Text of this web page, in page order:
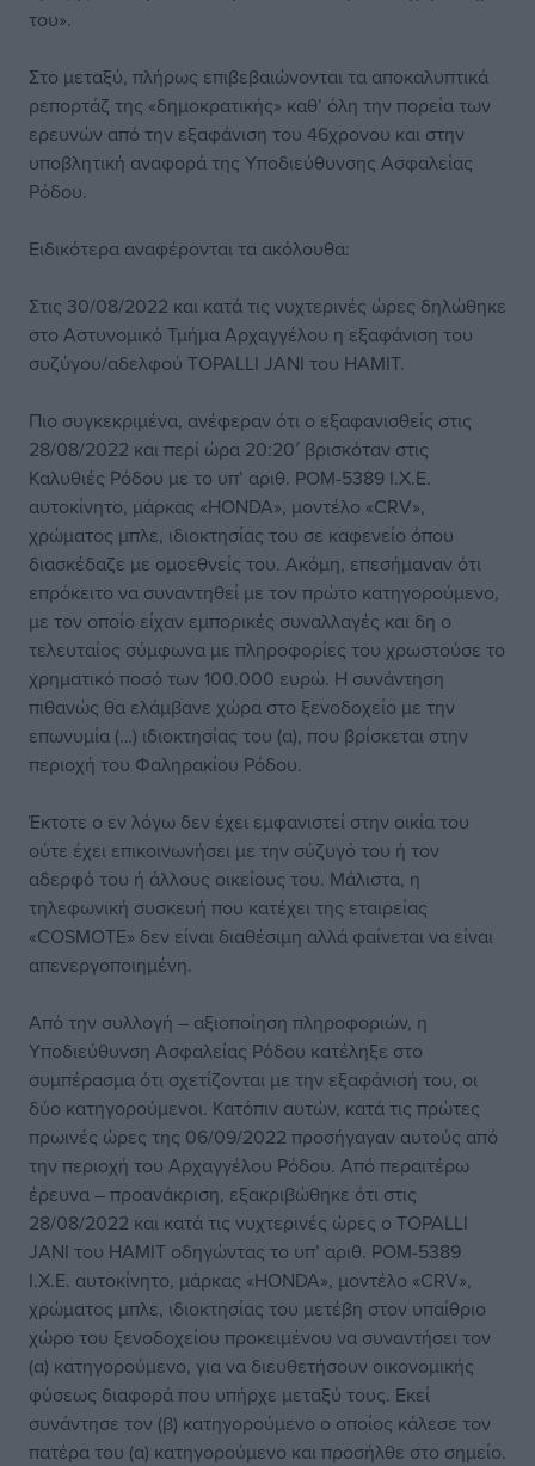
του».
Στο μεταξύ, πλήρως επιβεβαιώνονται τα αποκαλυπτικά
ρεπορτάζ της «δημοκρατικής» καθ’ όλη την πορεία των
ερευνών από την εξαφάνιση του 46χρονου και στην
υποβλητική αναφορά της Υποδιεύθυνσης Ασφαλείας
Ρόδου.
Ειδικότερα αναφέρονται τα ακόλουθα:
Στις 30/08/2022 και κατά τις νυχτερινές ώρες δηλώθηκε
στο Αστυνομικό Τμήμα Αρχαγγέλου η εξαφάνιση του
συζύγου/αδελφού TOPALLI JANI του ΗΑΜΙΤ.
Πιο συγκεκριμένα, ανέφεραν ότι ο εξαφανισθείς στις
28/08/2022 και περί ώρα 20:20′ βρισκόταν στις
Καλυθιές Ρόδου με το υπ’ αριθ. ΡΟΜ-5389 Ι.Χ.Ε.
αυτοκίνητο, μάρκας «HONDA», μοντέλο «CRV»,
χρώματος μπλε, ιδιοκτησίας του σε καφενείο όπου
διασκέδαζε με ομοεθνείς του. Ακόμη, επεσήμαναν ότι
επρόκειτο να συναντηθεί με τον πρώτο κατηγορούμενο,
με τον οποίο είχαν εμπορικές συναλλαγές και δη ο
τελευταίος σύμφωνα με πληροφορίες του χρωστούσε το
χρηματικό ποσό των 100.000 ευρώ. Η συνάντηση
πιθανώς θα ελάμβανε χώρα στο ξενοδοχείο με την
επωνυμία (…) ιδιοκτησίας του (α), που βρίσκεται στην
περιοχή του Φαληρακίου Ρόδου.
Έκτοτε ο εν λόγω δεν έχει εμφανιστεί στην οικία του
ούτε έχει επικοινωνήσει με την σύζυγό του ή τον
αδερφό του ή άλλους οικείους του. Μάλιστα, η
τηλεφωνική συσκευή που κατέχει της εταιρείας
«COSMOTE» δεν είναι διαθέσιμη αλλά φαίνεται να είναι
απενεργοποιημένη.
Από την συλλογή – αξιοποίηση πληροφοριών, η
Υποδιεύθυνση Ασφαλείας Ρόδου κατέληξε στο
συμπέρασμα ότι σχετίζονται με την εξαφάνισή του, οι
δύο κατηγορούμενοι. Κατόπιν αυτών, κατά τις πρώτες
πρωινές ώρες της 06/09/2022 προσήγαγαν αυτούς από
την περιοχή του Αρχαγγέλου Ρόδου. Από περαιτέρω
έρευνα – προανάκριση, εξακριβώθηκε ότι στις
28/08/2022 και κατά τις νυχτερινές ώρες ο TOPALLI
JANI του ΗΑΜΙΤ οδηγώντας το υπ’ αριθ. ΡΟΜ-5389
Ι.Χ.Ε. αυτοκίνητο, μάρκας «HONDA», μοντέλο «CRV»,
χρώματος μπλε, ιδιοκτησίας του μετέβη στον υπαίθριο
χώρο του ξενοδοχείου προκειμένου να συναντήσει τον
(α) κατηγορούμενο, για να διευθετήσουν οικονομικής
φύσεως διαφορά που υπήρχε μεταξύ τους. Εκεί
συνάντησε τον (β) κατηγορούμενο ο οποίος κάλεσε τον
πατέρα του (α) κατηγορούμενο και προσήλθε στο σημείο.